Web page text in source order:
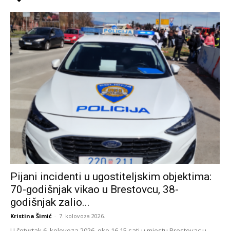
Pijani incidenti u ugostiteljskim objektima:
70-godišnjak vikao u Brestovcu, 38-
godišnjak zalio...
Kristina Šimić - 7. kolovoza 2026.